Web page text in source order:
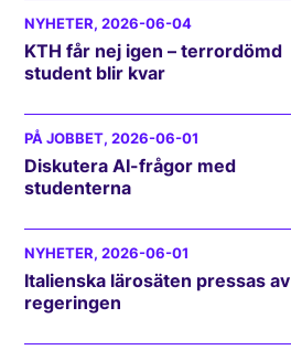
NYHETER, 2026-06-04
KTH får nej igen – terrordömd
student blir kvar
PÅ JOBBET, 2026-06-01
Diskutera AI-frågor med
studenterna
NYHETER, 2026-06-01
Italienska lärosäten pressas av
regeringen